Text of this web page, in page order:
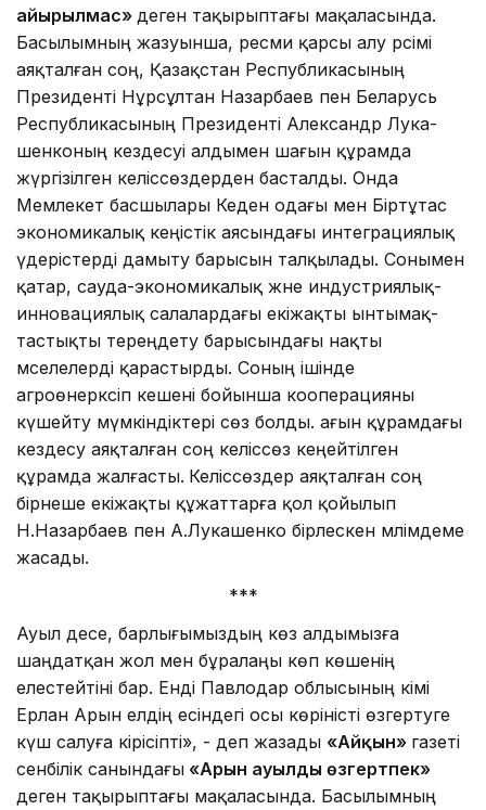
айырылмас» деген тақырыптағы мақаласында.
Басылымның жазуынша, ресми қарсы алу рәсімі
аяқталған соң, Қазақстан Республикасының
Президенті Нұрсұлтан Назарбаев пен Беларусь
Республикасының Президенті Александр Лука­
шен­коның кездесуі алдымен шағын құрамда
жүргізілген ке­ліссөздерден басталды. Онда
Мемлекет басшылары Кеден одағы мен Біртұтас
экономикалық кеңістік аясындағы интегра­ция­лық
үдерістерді дамыту барысын талқылады. Сонымен
қа­тар, сауда-экономикалық және ин­дустриялық-
инновациялық са­ла­лардағы екіжақты ынты­мақ­
тастықты тереңдету барысындағы нақты
мәселелерді қарастырды. Соның ішінде
агроөнеркәсіп кешені бойынша кооперацияны
күшейту мүмкіндіктері сөз болды. ағын құрамдағы
кездесу аяқталған соң келіссөз кеңейтілген
құрамда жалғасты. Келіссөздер аяқталған соң
бірнеше екіжақты құжаттарға қол қойылып
Н.Назарбаев пен А.Лукашенко бірлескен мәлімдеме
жасады.
***
Ауыл десе, барлығымыздың көз алдымызға
шаңдатқан жол мен бұралаңы көп көшенің
елестейтіні бар. Енді Павлодар облысының әкімі
Ерлан Арын елдің есіндегі осы көріністі өзгертуге
күш салуға кірісіпті», - деп жазады «Айқын» газеті
сенбілік санындағы «Арын ауылды өзгертпек»
деген тақырыптағы мақаласында. Басылымның